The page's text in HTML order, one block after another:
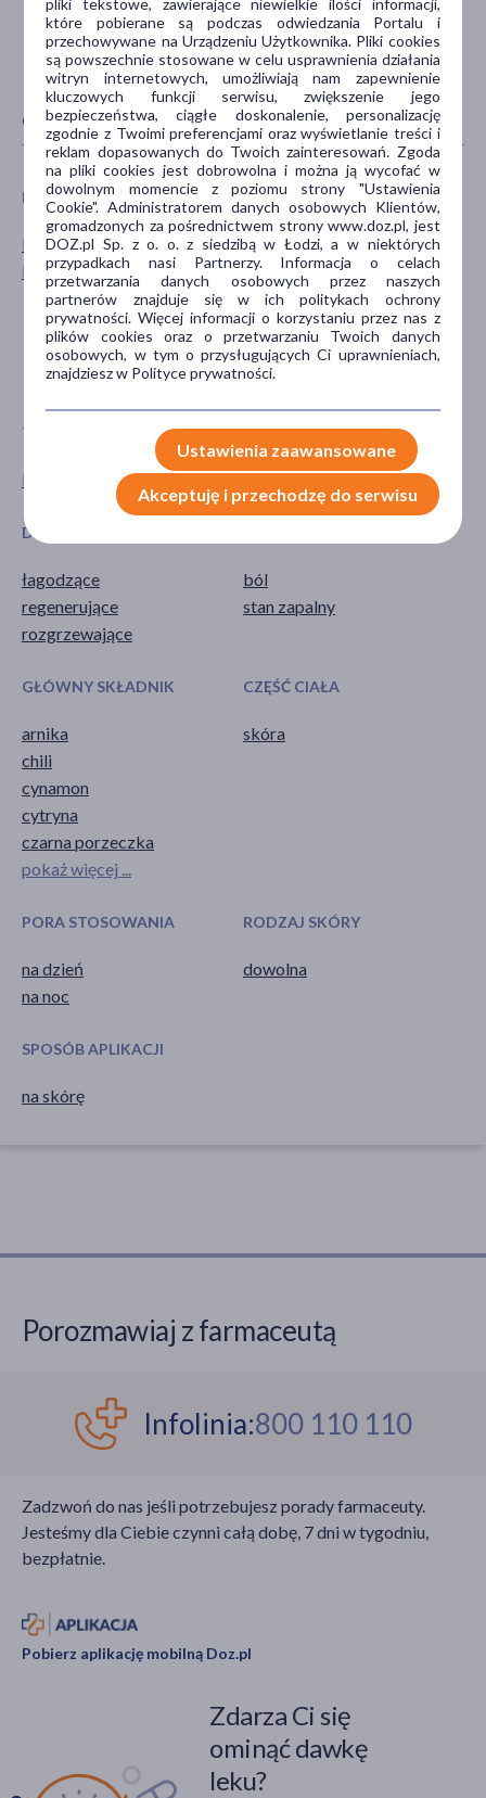
CECHY PRODUKTU
PŁEĆ
Mężczyzna
Kobieta
WIEK
dla młodzieży
dla dorosłych
dla seniorów
20+
30+
pokaż więcej ...
TYP PRODUKTU
Kosmetyk
POSTAĆ
maść
DZIAŁANIE/WŁAŚCIWOŚCI
łagodzące
regenerujące
rozgrzewające
ból
stan zapalny
GŁÓWNY SKŁADNIK
arnika
chili
cynamon
cytryna
czarna porzeczka
pokaż więcej ...
CZĘŚĆ CIAŁA
skóra
PORA STOSOWANIA
na dzień
na noc
RODZAJ SKÓRY
dowolna
SPOSÓB APLIKACJI
na skórę
Porozmawiaj z farmaceutą
Infolinia:800 110 110
Zadzwoń do nas jeśli potrzebujesz porady farmaceuty.
Jesteśmy dla Ciebie czynni całą dobę, 7 dni w tygodniu,
bezpłatnie.
Pobierz aplikację mobilną Doz.pl
Zdarza Ci się
ominąć dawkę
leku?
które pobierane są podczas odwiedzania Portalu i
przechowywane na Urządzeniu Użytkownika. Pliki cookies
są powszechnie stosowane w celu usprawnienia działania
witryn internetowych, umożliwiają nam zapewnienie
kluczowych funkcji serwisu, zwiększenie jego
bezpieczeństwa, ciągłe doskonalenie, personalizację
zgodnie z Twoimi preferencjami oraz wyświetlanie treści i
reklam dopasowanych do Twoich zainteresowań. Zgoda
na pliki cookies jest dobrowolna i można ją wycofać w
dowolnym momencie z poziomu strony "Ustawienia
Cookie". Administratorem danych osobowych Klientów,
gromadzonych za pośrednictwem strony www.doz.pl, jest
DOZ.pl Sp. z o. o. z siedzibą w Łodzi, a w niektórych
przypadkach nasi Partnerzy. Informacja o celach
przetwarzania danych osobowych przez naszych
partnerów znajduje się w ich politykach ochrony
prywatności. Więcej informacji o korzystaniu przez nas z
plików cookies oraz o przetwarzaniu Twoich danych
osobowych, w tym o przysługujących Ci uprawnieniach,
znajdziesz w Polityce prywatności.
Ustawienia zaawansowane
Akceptuję i przechodzę do serwisu